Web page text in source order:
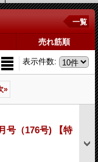
一覧
売れ筋順
表示件数:
»
号（176号) 【特